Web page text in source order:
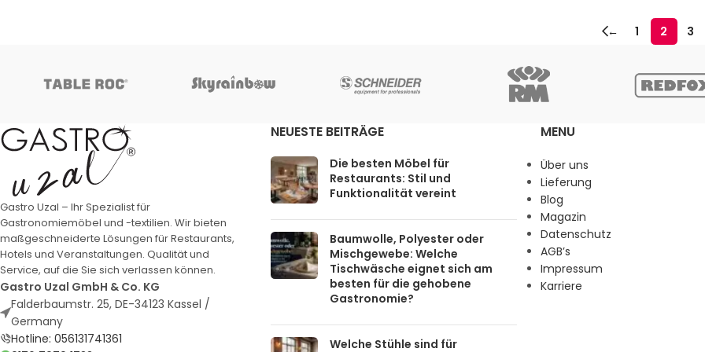
← 1 2 3
Gastro Uzal – Ihr Spezialist für
Gastronomiemöbel und -textilien. Wir bieten
maßgeschneiderte Lösungen für Restaurants,
Hotels und Veranstaltungen. Qualität und
Service, auf die Sie sich verlassen können.
Gastro Uzal GmbH & Co. KG
Falderbaumstr. 25, DE-34123 Kassel /
Germany
Hotline: 056131741361
NEUESTE BEITRÄGE
Die besten Möbel für
Restaurants: Stil und
Funktionalität vereint
Baumwolle, Polyester oder
Mischgewebe: Welche
Tischwäsche eignet sich am
besten für die gehobene
Gastronomie?
Welche Stühle sind für
MENU
Über uns
Lieferung
Blog
Magazin
Datenschutz
AGB’s
Impressum
Karriere